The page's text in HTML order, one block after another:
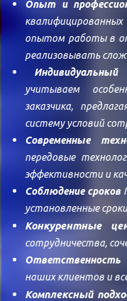
Опыт и
опытом работы в
реализовывать
учитываем
заказчика,
систему условий
Современные
передовые
эффективности и
Соблюдение сроков
установленные
Конкурентные
сотрудничества,
Ответственность
наших клиентов и
Комплексный